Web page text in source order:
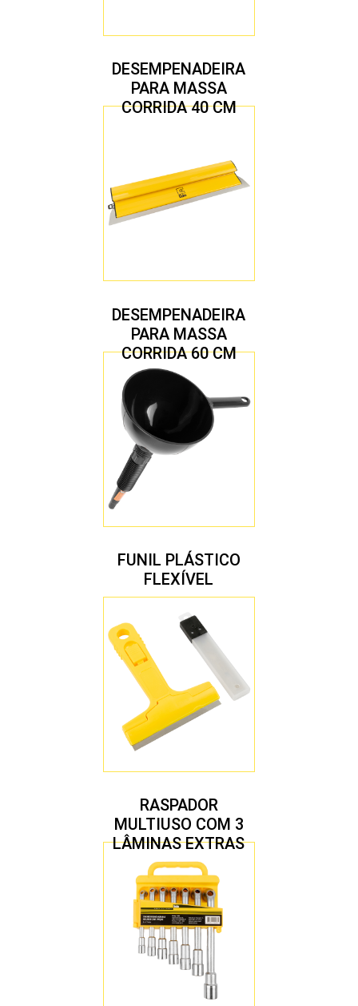
DESEMPENADEIRA
PARA MASSA
CORRIDA 40 CM
DESEMPENADEIRA
PARA MASSA
CORRIDA 60 CM
FUNIL PLÁSTICO
FLEXÍVEL
RASPADOR
MULTIUSO COM 3
LÂMINAS EXTRAS